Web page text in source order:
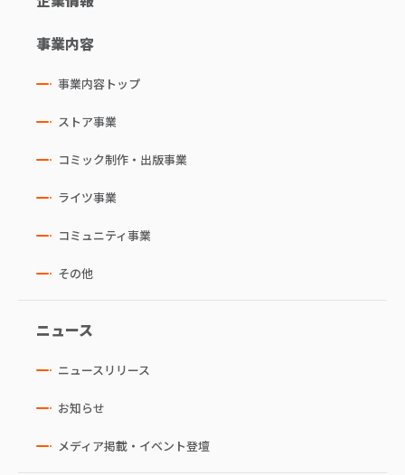
事業内容
事業内容トップ
ストア事業
コミック制作・出版事業
ライツ事業
コミュニティ事業
その他
ニュース
ニュースリリース
お知らせ
メディア掲載・イベント登壇